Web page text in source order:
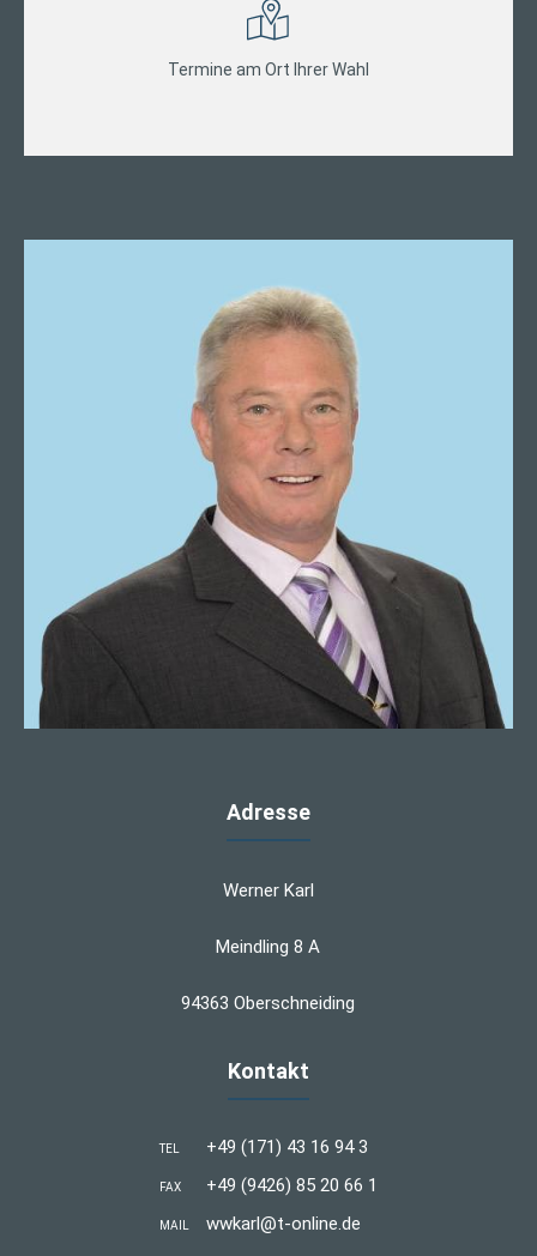
Termine am Ort Ihrer Wahl
Adresse
Werner Karl
Meindling 8 A
94363 Oberschneiding
Kontakt
TEL +49 (171) 43 16 94 3
FAX +49 (9426) 85 20 66 1
MAIL wwkarl@t-online.de